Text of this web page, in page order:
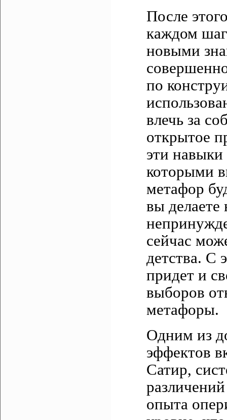
После
каждом
новыми
по
влечь за
открытое
эти навыки
которыми
метафор
вы делаете
сейчас
детства. С
придет и
выборов
метафоры.
Одним из
эффектов
Сатир,
опыта